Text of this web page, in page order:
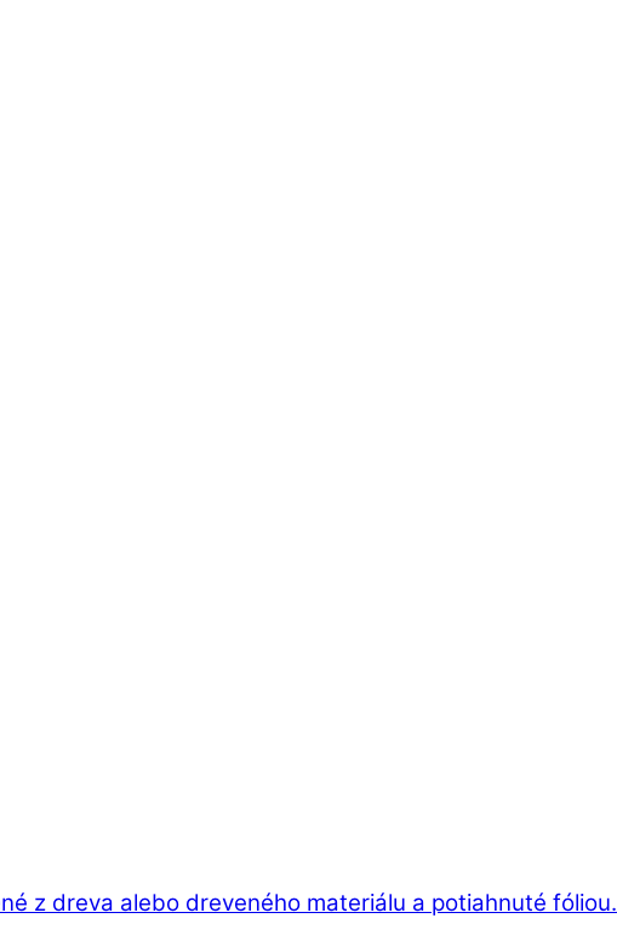
z dreva alebo dreveného materiálu a potiahnuté fóliou.